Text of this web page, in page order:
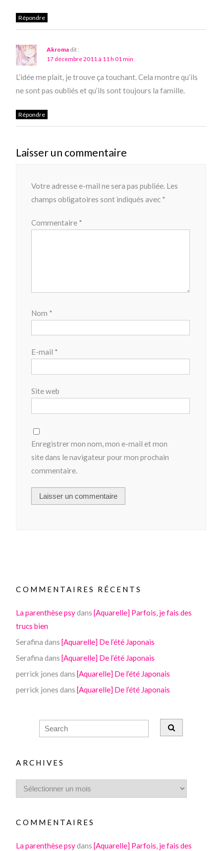
Répondre
Akroma dit :
17 décembre 2011 à 11 h 01 min
L’idée me plait, je trouve ça touchant. Cela montre qu’ils
ne sont pas oubliés et qu’ils sont toujours la famille.
Répondre
Laisser un commentaire
Votre adresse e-mail ne sera pas publiée. Les
champs obligatoires sont indiqués avec *
Commentaire *
Nom *
E-mail *
Site web
Enregistrer mon nom, mon e-mail et mon
site dans le navigateur pour mon prochain
commentaire.
COMMENTAIRES RÉCENTS
La parenthèse psydans[Aquarelle] Parfois, je fais des
trucs bien
Serafina dans[Aquarelle] De l’été Japonais
Serafina dans[Aquarelle] De l’été Japonais
perrick jones dans[Aquarelle] De l’été Japonais
perrick jones dans[Aquarelle] De l’été Japonais
ARCHIVES
COMMENTAIRES
La parenthèse psydans[Aquarelle] Parfois, je fais des